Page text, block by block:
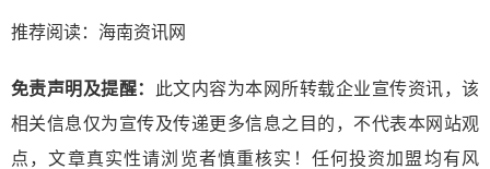
推荐阅读： 海南资讯网
免责声明及提醒：
此文内容为本网所转载企业宣传资讯，该
相关信息仅为宣传及传递更多信息之目的，不代表本网站观
点，文章真实性请浏览者慎重核实！任何投资加盟均有风